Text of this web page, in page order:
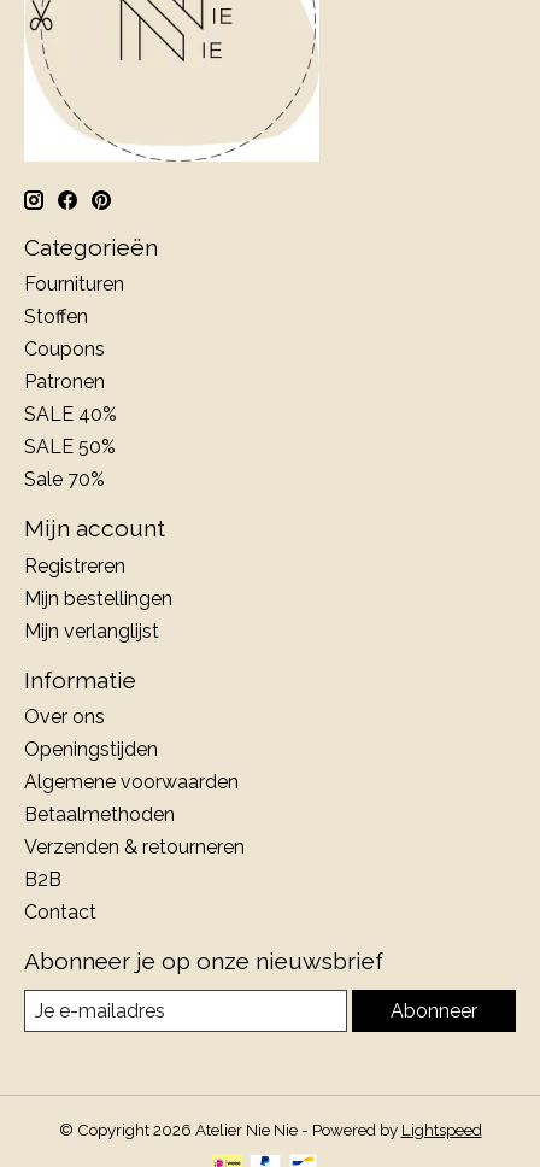
Categorieën
Fournituren
Stoffen
Coupons
Patronen
SALE 40%
SALE 50%
Sale 70%
Mijn account
Registreren
Mijn bestellingen
Mijn verlanglijst
Informatie
Over ons
Openingstijden
Algemene voorwaarden
Betaalmethoden
Verzenden & retourneren
B2B
Contact
Abonneer je op onze nieuwsbrief
Abonneer
© Copyright 2026 Atelier Nie Nie - Powered by Lightspeed